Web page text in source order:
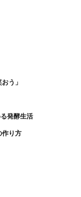
う」
発酵生活
作り方